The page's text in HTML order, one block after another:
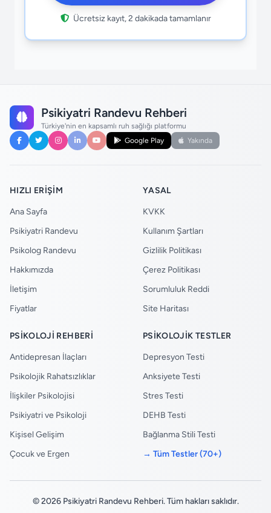
Ücretsiz kayıt, 2 dakikada tamamlanır
Psikiyatri Randevu Rehberi
Türkiye'nin en kapsamlı ruh sağlığı platformu
Google Play
Yakında
HIZLI ERIŞIM
Ana Sayfa
Psikiyatri Randevu
Psikolog Randevu
Hakkımızda
İletişim
Fiyatlar
YASAL
KVKK
Kullanım Şartları
Gizlilik Politikası
Çerez Politikası
Sorumluluk Reddi
Site Haritası
PSIKOLOJI REHBERI
Antidepresan İlaçları
Psikolojik Rahatsızlıklar
İlişkiler Psikolojisi
Psikiyatri ve Psikoloji
Kişisel Gelişim
Çocuk ve Ergen
PSIKOLOJIK TESTLER
Depresyon Testi
Anksiyete Testi
Stres Testi
DEHB Testi
Bağlanma Stili Testi
→ Tüm Testler (70+)
© 2026 Psikiyatri Randevu Rehberi. Tüm hakları saklıdır.